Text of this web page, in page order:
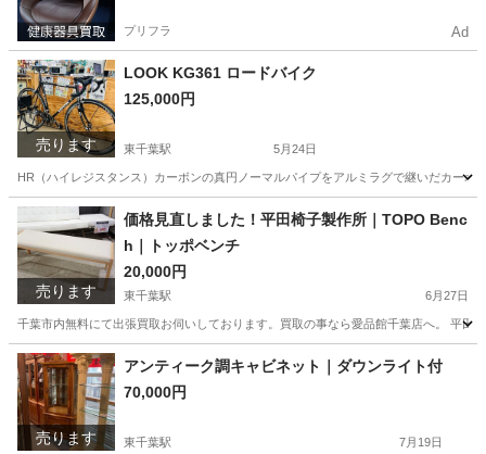
プリフラ Ad
売ります
LOOK KG361 ロードバイク
125,000円
東千葉駅 5月24日
HR（ハイレジスタンス）カーボンの真円ノーマルパイプをアルミラグで継いだカー
千葉 千葉市 東千葉駅 ロードバイク LOOK
売ります
価格見直しました！平田椅子製作所｜TOPO Benc
h｜トッポベンチ
20,000円
東千葉駅 6月27日
千葉市内無料にて出張買取お伺いしております。買取の事なら愛品館千葉店へ。 平
千葉 千葉市 椅子 価格
売ります
アンティーク調キャビネット｜ダウンライト付
70,000円
東千葉駅 7月19日